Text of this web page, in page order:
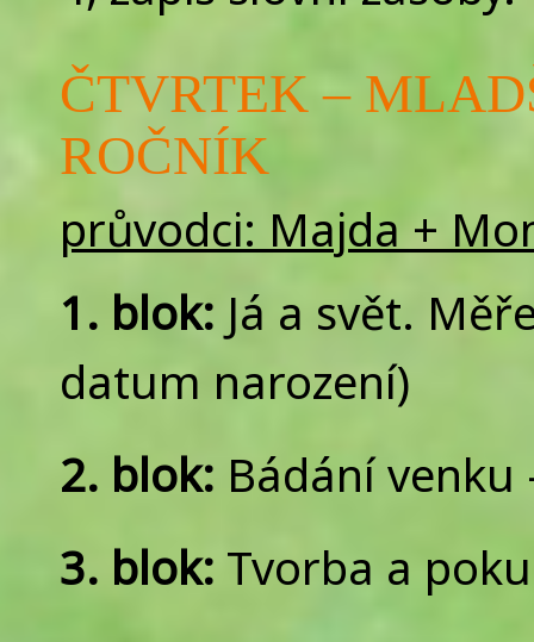
ČTVRTEK –
ROČNÍK
průvodci: Majda +
1. blok: Já a svět.
datum narození)
2. blok: Bádání venku
3. blok: Tvorba a